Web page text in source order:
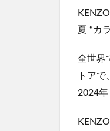
夏 “カ
全世界
トア
2024